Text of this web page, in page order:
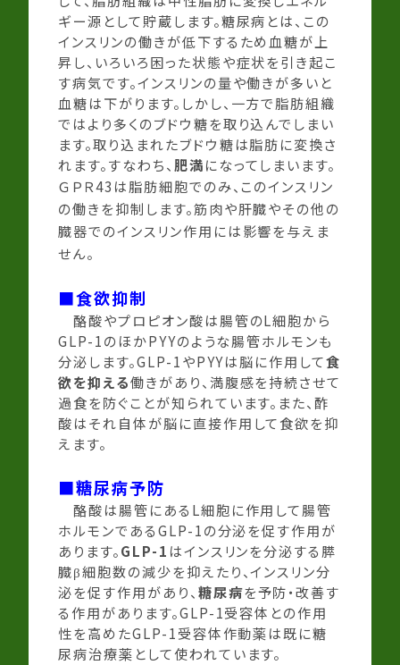
ギー源として貯蔵します。糖尿病とは、この
インスリンの働きが低下するため血糖が上
昇し、いろいろ困った状態や症状を引き起こ
す病気です。インスリンの量や働きが多いと
血糖は下がります。しかし、一方で脂肪組織
ではより多くのブドウ糖を取り込んでしまい
ます。取り込まれたブドウ糖は脂肪に変換さ
れます。すなわち、 肥満になってしまいます。
ＧＰＲ43は脂肪細胞でのみ、このインスリン
の働きを抑制します。筋肉や肝臓やその他の
臓器でのインスリン作用には影響を与えま
せん。
■食欲抑制
酪酸やプロピオン酸は腸管のL細胞から
GLP-1のほかPYYのような腸管ホルモンも
分泌します。GLP-1やPYYは脳に作用して食
欲を抑える働きがあり、満腹感を持続させて
過食を防ぐことが知られています。また、酢
酸はそれ自体が脳に直接作用して食欲を抑
えます。
■糖尿病予防
酪酸は腸管にあるL細胞に作用して腸管
ホルモンであるGLP-1の分泌を促す作用が
あります。GLP-1 はインスリンを分泌する膵
臓β細胞数の減少を抑えたり、インスリン分
泌を促す作用があり、 糖尿病を予防・改善す
る作用があります。GLP-1受容体との作用
性を高めたGLP-1受容体作動薬は既に糖
尿病治療薬として使われています。